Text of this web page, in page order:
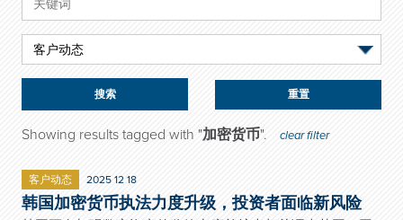
重置
Showing results tagged with "加密货币". clear filter
客户动态 2025 12 18
韩国加密货币执法力度升级，投资者面临新风险